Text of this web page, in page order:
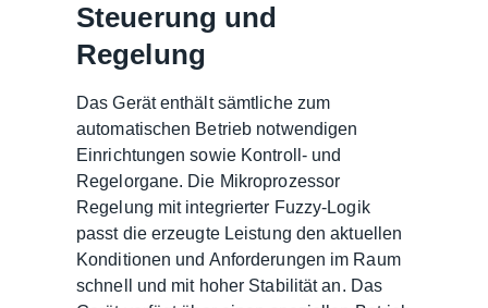
Steuerung und
Regelung
Das Gerät enthält sämtliche zum
automatischen Betrieb notwendigen
Einrichtungen sowie Kontroll- und
Regelorgane. Die Mikroprozessor
Regelung mit integrierter Fuzzy-Logik
passt die erzeugte Leistung den aktuellen
Konditionen und Anforderungen im Raum
schnell und mit hoher Stabilität an. Das